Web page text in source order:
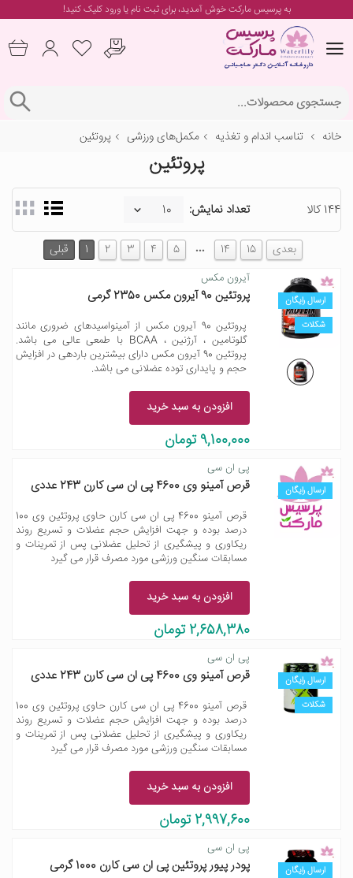
به پرسیس مارکت خوش آمدید، برایثبت نام یا ورودکلیک کنید!
خانه تناسب اندام و تغذیه مکمل‌های ورزشی پروتئین
پروتئین
144 کالا تعداد نمایش:
قبلی 1 2 3 4 5 … 14 15 بعدی
ارسال رایگان
شکلات
آیرون مکس
پروتئین 90 آیرون مکس 2350 گرمی
پروتئین 90 آیرون مکس از آمینواسیدهای ضروری مانند
گلوتامین ، آرژنین ، BCAA با طمعی عالی می باشد.
پروتئین 90 آیرون مکس دارای بیشترین باردهی در افزایش
حجم و پایداری توده عضلانی می باشد.
افزودن به سبد خرید
9,100,000 تومان
ارسال رایگان
پی ان سی
قرص آمینو وی 4600 پی ان سی کارن 243 عددی
قرص آمینو 4600 پی ان سی کارن حاوی پروتئین وی 100
درصد بوده و جهت افزایش حجم عضلات و تسریع روند
ریکاوری و پیشگیری از تحلیل عضلانی پس از تمرینات و
مسابقات سنگین ورزشی مورد مصرف قرار می گیرد
افزودن به سبد خرید
2,658,380 تومان
ارسال رایگان
شکلات
پی ان سی
قرص آمینو وی 4600 پی ان سی کارن 243 عددی
قرص آمینو 4600 پی ان سی کارن حاوی پروتئین وی 100
درصد بوده و جهت افزایش حجم عضلات و تسریع روند
ریکاوری و پیشگیری از تحلیل عضلانی پس از تمرینات و
مسابقات سنگین ورزشی مورد مصرف قرار می گیرد
افزودن به سبد خرید
2,997,600 تومان
ارسال رایگان
پی ان سی
پودر پیور پروتئین پی ان سی کارن 1000 گرمی